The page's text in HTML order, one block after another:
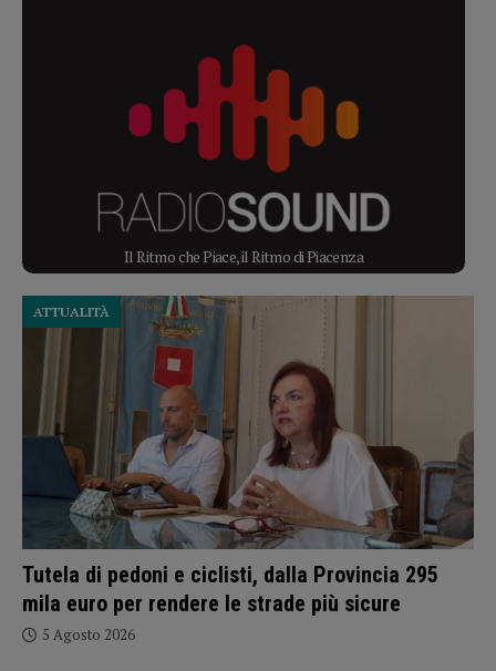
Il Ritmo che Piace, il Ritmo di Piacenza
Tutela di pedoni e ciclisti, dalla Provincia 295
mila euro per rendere le strade più sicure
ATTUALITÀ
5 Agosto 2026